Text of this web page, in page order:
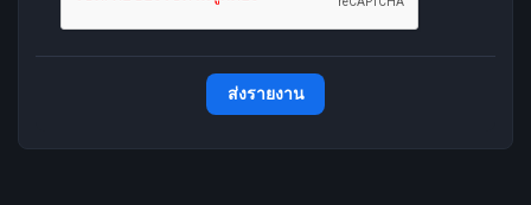
ส่งรายงาน